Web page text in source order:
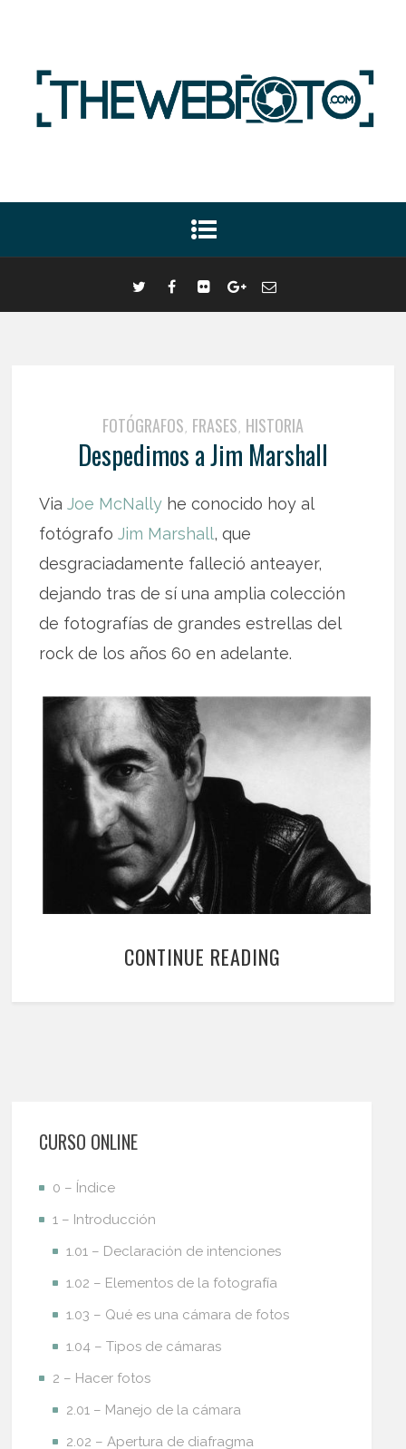
FOTÓGRAFOS, FRASES, HISTORIA
Despedimos a Jim Marshall
ViaJoe McNally he conocido hoy al
fotógrafoJim Marshall, que
desgraciadamente falleció anteayer,
dejando tras de sí una amplia colección
de fotografías de grandes estrellas del
rock de los años 60 en adelante.
CONTINUE READING
CURSO ONLINE
0 – Índice
1 – Introducción
1.01 – Declaración de intenciones
1.02 – Elementos de la fotografía
1.03 – Qué es una cámara de fotos
1.04 – Tipos de cámaras
2 – Hacer fotos
2.01 – Manejo de la cámara
2.02 – Apertura de diafragma